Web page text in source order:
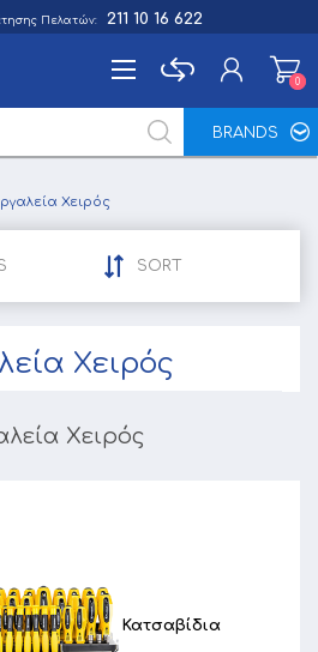
Πελατών: 211 10 16 622
BRANDS
00
Χειρός
SORT
Χειρός
Χειρός
Κατσαβίδια